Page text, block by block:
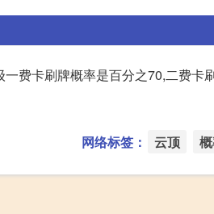
费卡刷牌概率是百分之70,二费
网络标签： 云顶